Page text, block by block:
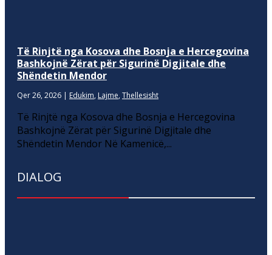
Të Rinjtë nga Kosova dhe Bosnja e Hercegovina
Bashkojnë Zërat për Sigurinë Digjitale dhe
Shëndetin Mendor
Qer 26, 2026 | Edukim, Lajme, Thellesisht
Të Rinjtë nga Kosova dhe Bosnja e Hercegovina
Bashkojnë Zërat për Sigurinë Digjitale dhe
Shëndetin Mendor Në Kamenicë,...
DIALOG